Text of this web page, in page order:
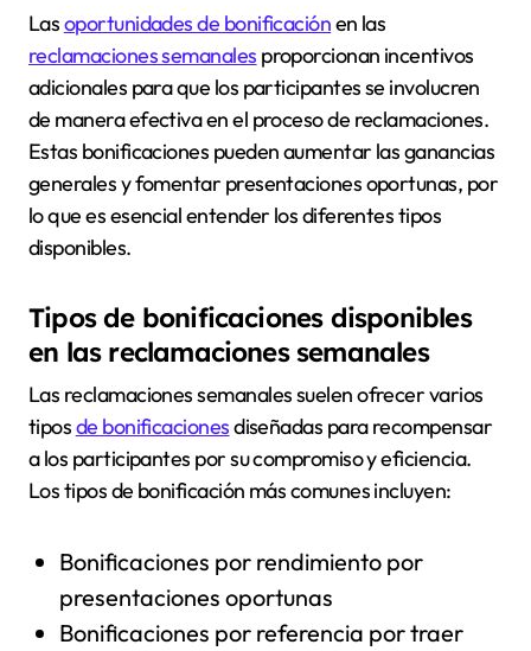
Lasoportunidades de bonificaciónen las
reclamaciones semanales proporcionan incentivos
adicionales para que los participantes se involucren
de manera efectiva en el proceso de reclamaciones.
Estas bonificaciones pueden aumentar las ganancias
generales y fomentar presentaciones oportunas, por
lo que es esencial entender los diferentes tipos
disponibles.
Tipos de bonificaciones disponibles
en las reclamaciones semanales
Las reclamaciones semanales suelen ofrecer varios
tiposde bonificacionesdiseñadas para recompensar
a los participantes por su compromiso y eficiencia.
Los tipos de bonificación más comunes incluyen:
Bonificaciones por rendimiento por
presentaciones oportunas
Bonificaciones por referencia por traer